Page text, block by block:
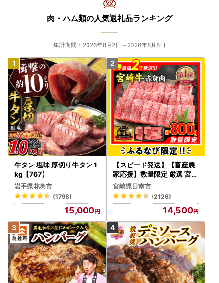
肉・ハム類の人気返礼品ランキング
集計期間：2026年8月2日～2026年8月8日
牛タン 塩味 厚切り牛タン 1
kg【767】
岩手県花巻市
(1798)
15,000
【スピード発送】【畜産農
家応援】数量限定 厳選 宮崎
牛 赤身 焼肉 計800g FN-Li
mited-PR_BDV5-26-2W
宮崎県日南市
(2126)
14,500